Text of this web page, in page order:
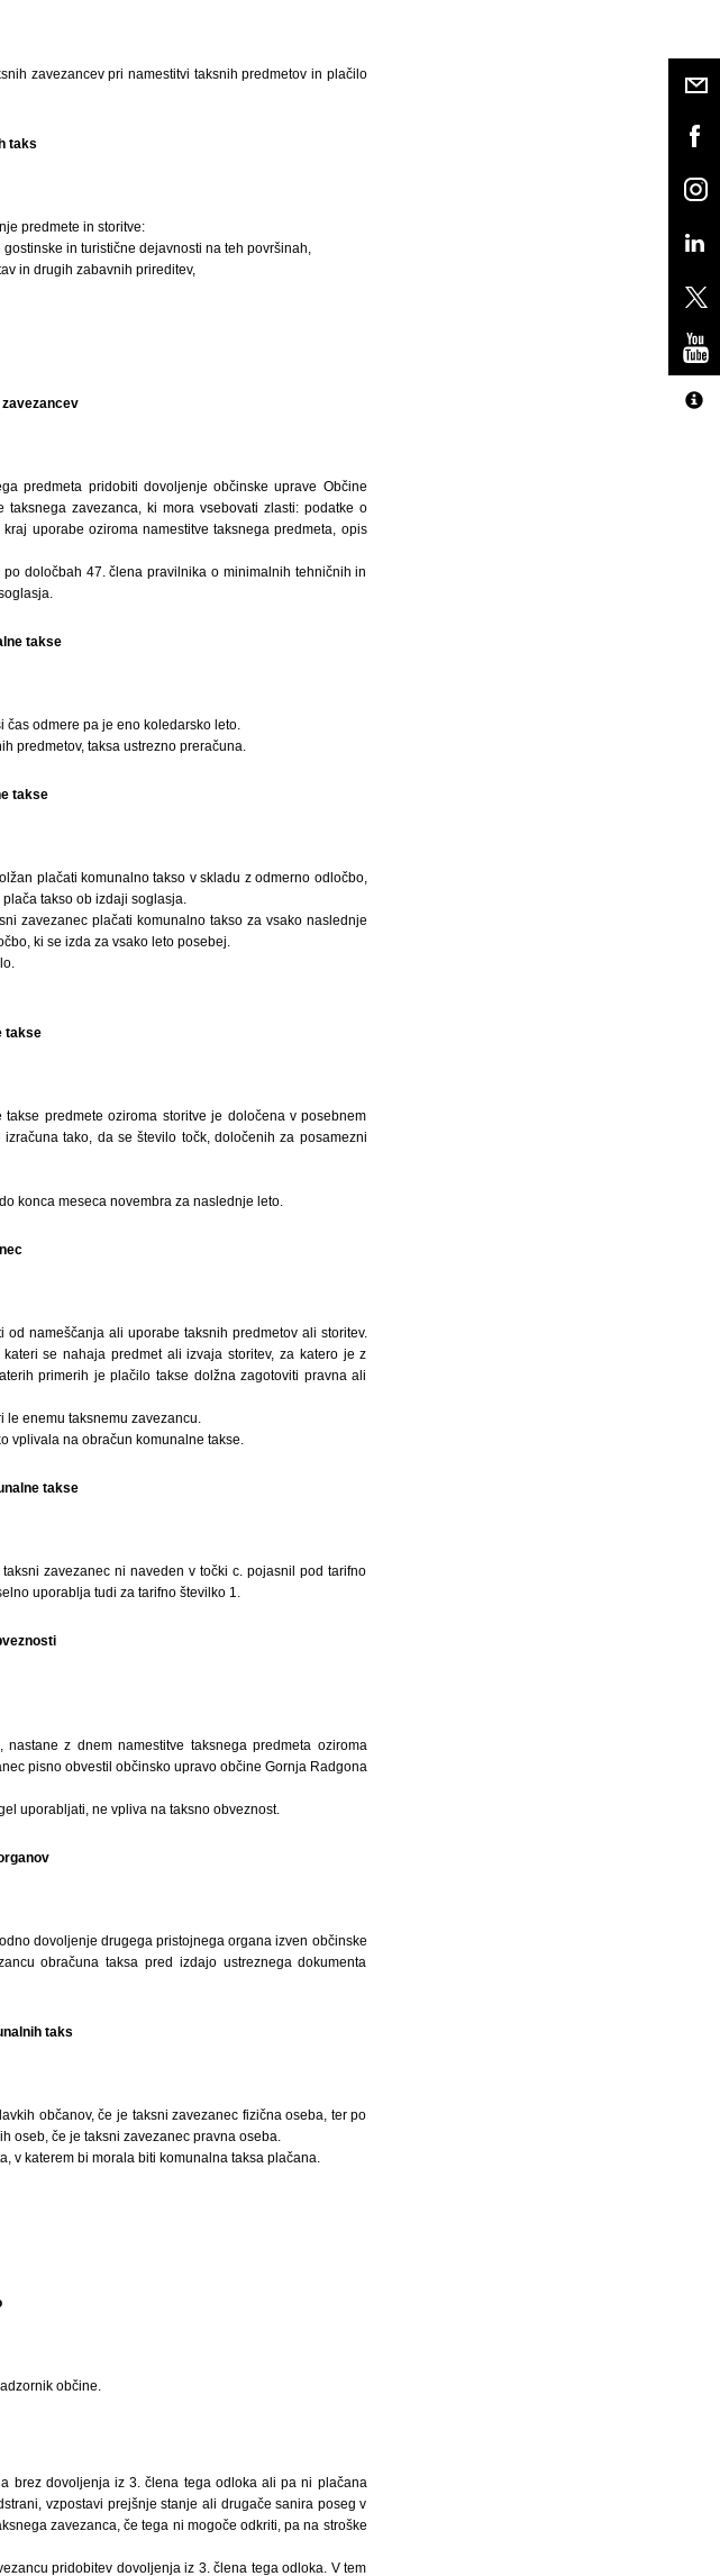
zavezancev pri namestitvi taksnih predmetov in plačilo
taks
predmete in storitve:
in turistične dejavnosti na teh površinah,
in drugih zabavnih prireditev,
predmeta pridobiti dovoljenje občinske uprave Občine
zavezanca, ki mora vsebovati zlasti: podatke o
uporabe oziroma namestitve taksnega predmeta, opis
določbah 47. člena pravilnika o minimalnih tehničnih in
takse
odmere pa je eno koledarsko leto.
predmetov, taksa ustrezno preračuna.
takse
plačati komunalno takso v skladu z odmerno odločbo,
takso ob izdaji soglasja.
zavezanec plačati komunalno takso za vsako naslednje
ki se izda za vsako leto posebej.
takse
predmete oziroma storitve je določena v posebnem
tako, da se število točk, določenih za posamezni
konca meseca novembra za naslednje leto.
nameščanja ali uporabe taksnih predmetov ali storitev.
se nahaja predmet ali izvaja storitev, za katero je z
primerih je plačilo takse dolžna zagotoviti pravna ali
enemu taksnemu zavezancu.
vplivala na obračun komunalne takse.
takse
zavezanec ni naveden v točki c. pojasnil pod tarifno
uporablja tudi za tarifno številko 1.
z dnem namestitve taksnega predmeta oziroma
pisno obvestil občinsko upravo občine Gornja Radgona
uporabljati, ne vpliva na taksno obveznost.
dovoljenje drugega pristojnega organa izven občinske
obračuna taksa pred izdajo ustreznega dokumenta
taks
občanov, če je taksni zavezanec fizična oseba, ter po
oseb, če je taksni zavezanec pravna oseba.
v katerem bi morala biti komunalna taksa plačana.
občine.
brez dovoljenja iz 3. člena tega odloka ali pa ni plačana
vzpostavi prejšnje stanje ali drugače sanira poseg v
zavezanca, če tega ni mogoče odkriti, pa na stroške
pridobitev dovoljenja iz 3. člena tega odloka. V tem